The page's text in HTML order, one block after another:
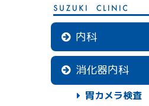
○一般名処方加算
当院では、患者さんに必要な医
品の供給状況を踏まえつつ、薬
処方（お薬をメーカー・銘柄を
行っております。
○外来感染対策向上加算
当院では下記の院内感染防止対
・院内感染管理者（院長）を配
内科
消化器内科
胃カメラ検査